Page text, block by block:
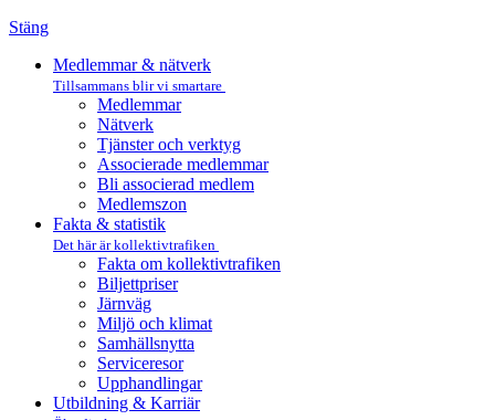
Stäng
Medlemmar & nätverk
Tillsammans blir vi smartare
Medlemmar
Nätverk
Tjänster och verktyg
Associerade medlemmar
Bli associerad medlem
Medlemszon
Fakta & statistik
Det här är kollektivtrafiken
Fakta om kollektivtrafiken
Biljettpriser
Järnväg
Miljö och klimat
Samhällsnytta
Serviceresor
Upphandlingar
Utbildning & Karriär